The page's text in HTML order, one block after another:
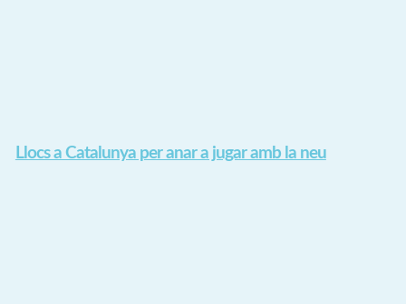
Llocs a Catalunya per anar a jugar amb la neu